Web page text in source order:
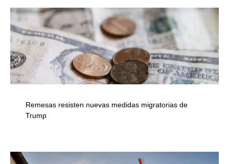
Remesas resisten nuevas medidas migratorias de
Trump